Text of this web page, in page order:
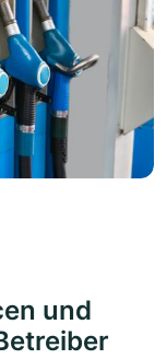
und